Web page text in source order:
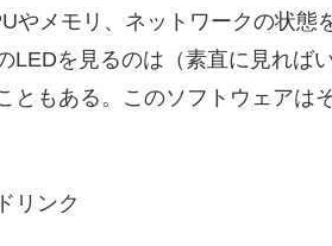
やメモリ、ネットワークの状態
LEDを見るのは（素直に見れば
ともある。このソフトウェアは
リンク